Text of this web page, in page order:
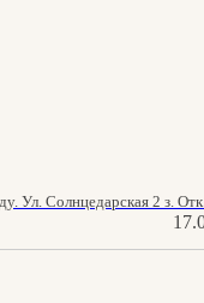
Ул. Солнцедарская 2 з.